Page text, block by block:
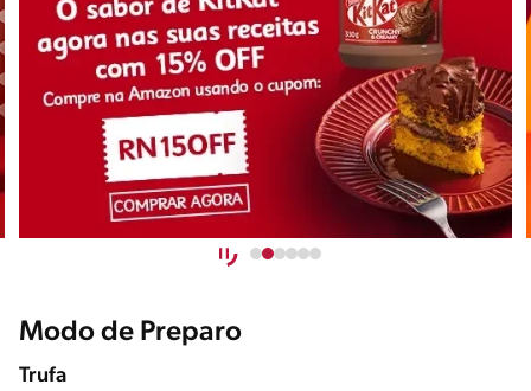
Modo de Preparo
Trufa